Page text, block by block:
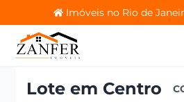
Imóveis no Rio de
Lote em Centro